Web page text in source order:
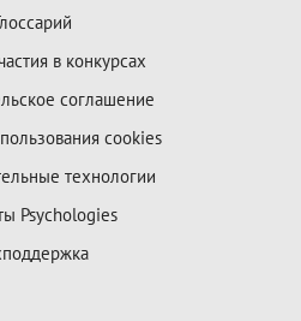
в конкурсах
соглашение
cookies
технологии
Psychologies